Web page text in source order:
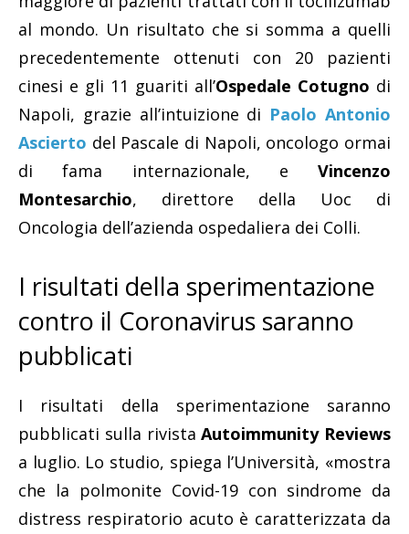
al mondo. Un risultato che si somma a quelli
precedentemente ottenuti con 20 pazienti
cinesi e gli 11 guariti all’Ospedale Cotugno di
Napoli, grazie all’intuizione di Paolo Antonio
Ascierto del Pascale di Napoli, oncologo ormai
di fama internazionale, e Vincenzo
Montesarchio, direttore della Uoc di
Oncologia dell’azienda ospedaliera dei Colli.
I risultati della sperimentazione
contro il Coronavirus saranno
pubblicati
I risultati della sperimentazione saranno
pubblicati sulla rivistaAutoimmunity Reviews
a luglio. Lo studio, spiega l’Università, «mostra
che la polmonite Covid-19 con sindrome da
distress respiratorio acuto è caratterizzata da